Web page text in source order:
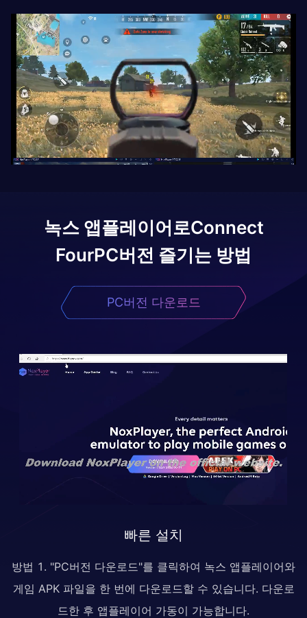
녹스 앱플레이어로Connect
FourPC버전 즐기는 방법
PC버전 다운로드
빠른 설치
방법 1. "PC버전 다운로드"를 클릭하여 녹스 앱플레이어와
게임 APK 파일을 한 번에 다운로드할 수 있습니다. 다운로
드한 후 앱플레이어 가동이 가능합니다.